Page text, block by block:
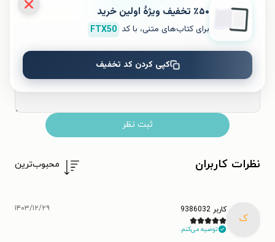
۱ ۲ ۳ ۴ ۵
ثبت نظر
نظرات کاربران محبوب‌ترین
ک
کاربر 9386032
توصیه می‌کنم.
۱۴۰۳/۱۲/۲۹
٪۵۰ تخفیف ویژۀ اولین خرید
برای کتاب‌های متنی، با کد FTX50
کپی کردن کد تخفیف